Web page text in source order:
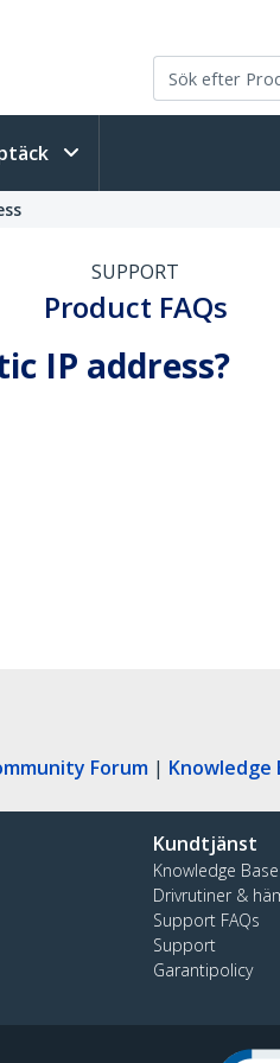
SUPPORT
Product FAQs
IP address?
Forum | Knowledge
Kundtjänst
Knowledge Base
Drivrutiner &
Support FAQs
Support
Garantipolicy